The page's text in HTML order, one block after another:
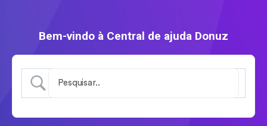
Bem-vindo à Central de ajuda Donuz